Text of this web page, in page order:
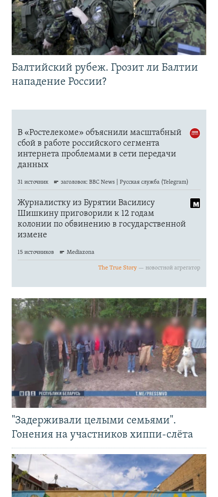
Балтийский рубеж. Грозит ли Балтии
нападение России?
"Задерживали целыми семьями".
Гонения на участников хиппи-слёта